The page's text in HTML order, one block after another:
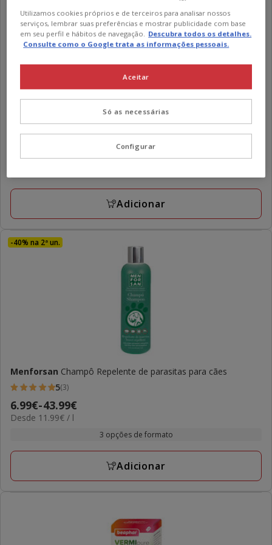
Pipetas Repelentes para cães
com
3
avaliações
3(3)
de
a
L
Adicionar
-40% na 2ª un.
Menforsan Champô Repelente de parasitas para cães
5
estrelas
com
avaliações
5(3)
Preço
de
a
6.99€-43.99€
11.99€
Desde 11.99€ / l
3 opções de formato
Adicionar
Utilizamos cookies próprios e de terceiros para analisar nossos
serviços, lembrar suas preferências e mostrar publicidade com base
em seu perfil e hábitos de navegação. Descubra todos os detalhes.
Consulte como o Google trata as informações pessoais.
Só as necessárias
Aceitar
Configurar